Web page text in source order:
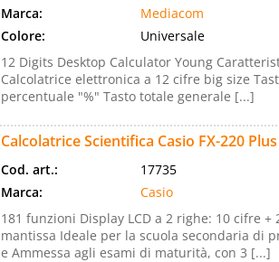
Marca:
Mediacom
Colore:
Universale
12 Digits Desktop Calculator Young
Calcolatrice elettronica a 12 cifre big size
percentuale "%" Tasto totale generale [...]
Calcolatrice Scientifica Casio FX-220
Cod. art.:
17735
Marca:
Casio
181 funzioni Display LCD a 2 righe: 10 cifre +
mantissa Ideale per la scuola secondaria di
e Ammessa agli esami di maturità, con 3 [...]